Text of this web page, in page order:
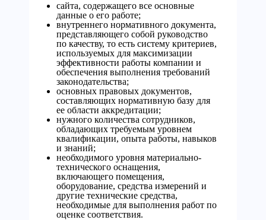
сайта, содержащего все основные
данные о его работе;
внутреннего нормативного документа,
представляющего собой руководство
по качеству, то есть систему критериев,
используемых для максимизации
эффективности работы компании и
обеспечения выполнения требований
законодательства;
основных правовых документов,
составляющих нормативную базу для
ее области аккредитации;
нужного количества сотрудников,
обладающих требуемым уровнем
квалификации, опыта работы, навыков
и знаний;
необходимого уровня материально-
технического оснащения,
включающего помещения,
оборудование, средства измерений и
другие технические средства,
необходимые для выполнения работ по
оценке соответствия.